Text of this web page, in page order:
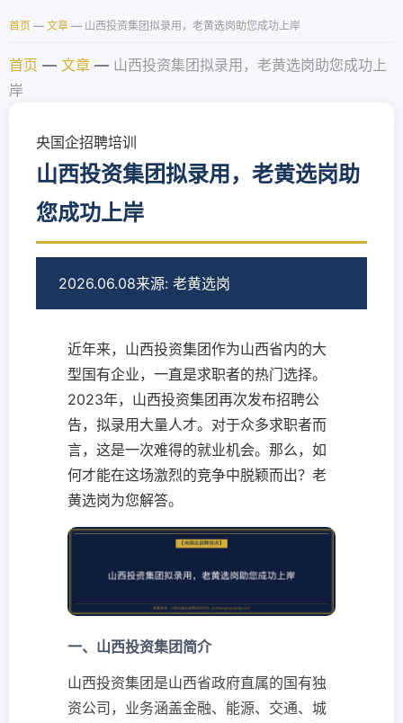
首页 — 文章 — 山西投资集团拟录用，老黄选岗助您成功上岸
首页 — 文章 — 山西投资集团拟录用，老黄选岗助您成功上
岸
央国企招聘培训
山西投资集团拟录用，老黄选岗助
您成功上岸
2026.06.08来源: 老黄选岗
近年来，山西投资集团作为山西省内的大
型国有企业，一直是求职者的热门选择。
2023年，山西投资集团再次发布招聘公
告，拟录用大量人才。对于众多求职者而
言，这是一次难得的就业机会。那么，如
何才能在这场激烈的竞争中脱颖而出？老
黄选岗为您解答。
一、山西投资集团简介
山西投资集团是山西省政府直属的国有独
资公司，业务涵盖金融、能源、交通、城